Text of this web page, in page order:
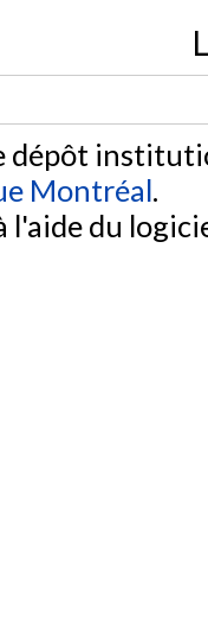
dépôt
Montréal.
l'aide du